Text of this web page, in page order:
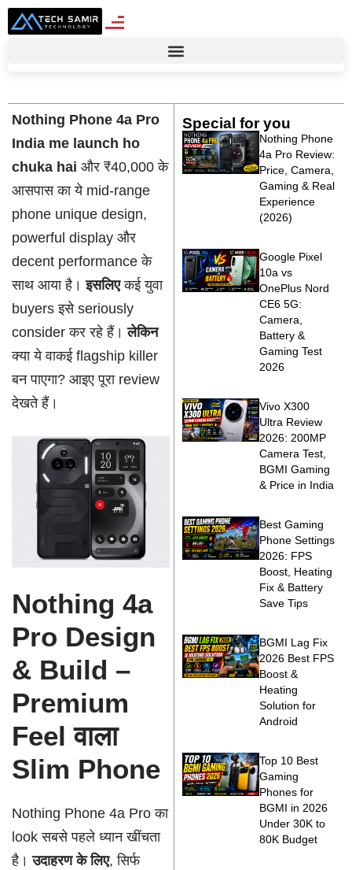
Nothing Phone 4a Pro
India me launch ho
chuka hai और ₹40,000 के
आसपास का ये mid-range
phone unique design,
powerful display और
decent performance के
साथ आया है।इसलिएकई युवा
buyers इसे seriously
consider कर रहे हैं।लेकिन
क्या ये वाकई flagship killer
बन पाएगा? आइए पूरा review
देखते हैं।
Nothing 4a
Pro Design
& Build –
Premium
Feel वाला
Slim Phone
Nothing Phone 4a Pro का
look सबसे पहले ध्यान खींचता
है।उदाहरण के लिए, सिर्फ
Special for you
Nothing Phone
4a Pro Review:
Price, Camera,
Gaming & Real
Experience
(2026)
Google Pixel
10a vs
OnePlus Nord
CE6 5G:
Camera,
Battery &
Gaming Test
2026
Vivo X300
Ultra Review
2026: 200MP
Camera Test,
BGMI Gaming
& Price in India
Best Gaming
Phone Settings
2026: FPS
Boost, Heating
Fix & Battery
Save Tips
BGMI Lag Fix
2026 Best FPS
Boost &
Heating
Solution for
Android
Top 10 Best
Gaming
Phones for
BGMI in 2026
Under 30K to
80K Budget